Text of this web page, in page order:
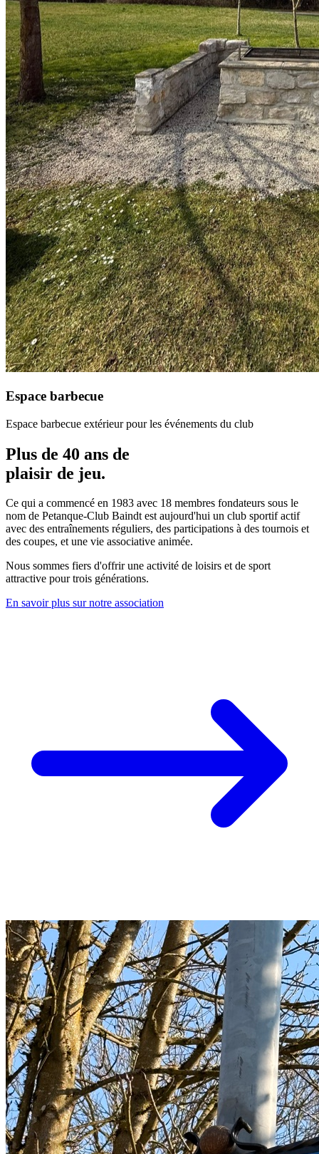
Espace barbecue
Espace barbecue extérieur pour les événements du club
Plus de 40 ans de
plaisir de jeu.
Ce qui a commencé en 1983 avec 18 membres fondateurs sous le
nom de Petanque-Club Baindt est aujourd'hui un club sportif actif
avec des entraînements réguliers, des participations à des tournois et
des coupes, et une vie associative animée.
Nous sommes fiers d'offrir une activité de loisirs et de sport
attractive pour trois générations.
En savoir plus sur notre association